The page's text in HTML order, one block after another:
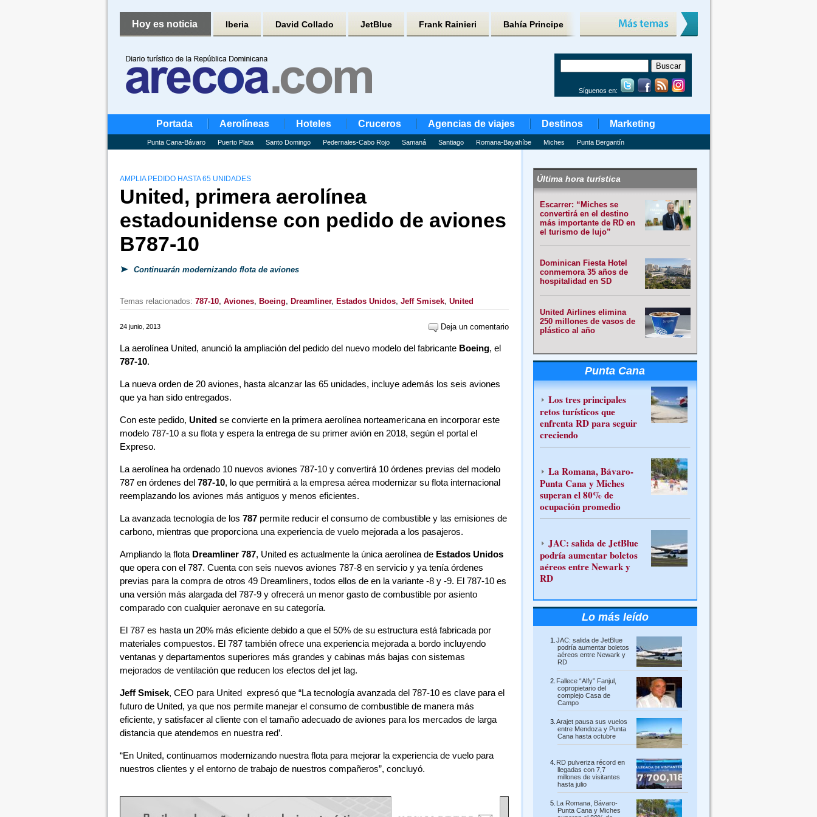
Hoy es noticia Iberia David Collado JetBlue Frank Rainieri Bahía Principe
Síguenos en:
Portada Aerolíneas Hoteles Cruceros Agencias de viajes Destinos Marketing
Punta Cana-Bávaro Puerto Plata Santo Domingo Pedernales-Cabo Rojo Samaná Santiago Romana-Bayahíbe Miches Punta Bergantín
AMPLIA PEDIDO HASTA 65 UNIDADES
United, primera aerolínea
estadounidense con pedido de aviones
B787-10
Continuarán modernizando flota de aviones
Temas relacionados: 787-10, Aviones, Boeing, Dreamliner, Estados Unidos, Jeff Smisek, United
24 junio, 2013 Deja un comentario
La aerolínea United, anunció la ampliación del pedido del nuevo modelo del fabricante Boeing, el
787-10.
La nueva orden de 20 aviones, hasta alcanzar las 65 unidades, incluye además los seis aviones
que ya han sido entregados.
Con este pedido, Unitedse convierte en la primera aerolínea norteamericana en incorporar este
modelo 787-10 a su flota y espera la entrega de su primer avión en 2018, según el portal el
Expreso.
La aerolínea ha ordenado 10 nuevos aviones 787-10 y convertirá 10 órdenes previas del modelo
787 en órdenes del 787-10, lo que permitirá a la empresa aérea modernizar su flota internacional
reemplazando los aviones más antiguos y menos eficientes.
La avanzada tecnología de los 787permite reducir el consumo de combustible y las emisiones de
carbono, mientras que proporciona una experiencia de vuelo mejorada a los pasajeros.
Ampliando la flota Dreamliner 787, United es actualmente la única aerolínea de Estados Unidos
que opera con el 787. Cuenta con seis nuevos aviones 787-8 en servicio y ya tenía órdenes
previas para la compra de otros 49 Dreamliners, todos ellos de en la variante -8 y -9. El 787-10 es
una versión más alargada del 787-9 y ofrecerá un menor gasto de combustible por asiento
comparado con cualquier aeronave en su categoría.
El 787 es hasta un 20% más eficiente debido a que el 50% de su estructura está fabricada por
materiales compuestos. El 787 también ofrece una experiencia mejorada a bordo incluyendo
ventanas y departamentos superiores más grandes y cabinas más bajas con sistemas
mejorados de ventilación que reducen los efectos del jet lag.
Jeff Smisek, CEO para United expresó que “La tecnología avanzada del 787-10 es clave para el
futuro de United, ya que nos permite manejar el consumo de combustible de manera más
eficiente, y satisfacer al cliente con el tamaño adecuado de aviones para los mercados de larga
distancia que atendemos en nuestra red’.
“En United, continuamos modernizando nuestra flota para mejorar la experiencia de vuelo para
nuestros clientes y el entorno de trabajo de nuestros compañeros”, concluyó.
Última hora turística
Escarrer: “Miches se
convertirá en el destino
más importante de RD en
el turismo de lujo”
Dominican Fiesta Hotel
conmemora 35 años de
hospitalidad en SD
United Airlines elimina
250 millones de vasos de
plástico al año
Punta Cana
Los tres principales
retos turísticos que
enfrenta RD para seguir
creciendo
La Romana, Bávaro-
Punta Cana y Miches
superan el 80% de
ocupación promedio
JAC: salida de JetBlue
podría aumentar boletos
aéreos entre Newark y
RD
Lo más leído
JAC: salida de JetBlue
podría aumentar boletos
aéreos entre Newark y
RD
Fallece “Alfy” Fanjul,
copropietario del
complejo Casa de
Campo
Arajet pausa sus vuelos
entre Mendoza y Punta
Cana hasta octubre
RD pulveriza récord en
llegadas con 7,7
millones de visitantes
hasta julio
La Romana, Bávaro-
Punta Cana y Miches